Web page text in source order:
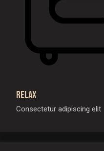
Relax
Consectetur adipiscing elit